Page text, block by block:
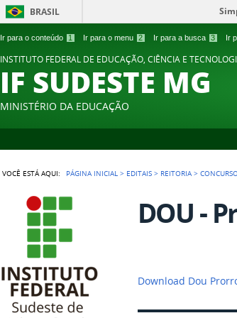
Ir para o conteúdo 1 Ir para o menu 2 Ir para a busca 3 Ir
BRASIL
INSTITUTO FEDERAL DE EDUCAÇÃO, CIÊNCIA E
IF SUDESTE MG
MINISTÉRIO DA EDUCAÇÃO
VOCÊ ESTÁ AQUI: PÁGINA INICIAL > EDITAIS > REITORIA >
DOU -
Download Dou